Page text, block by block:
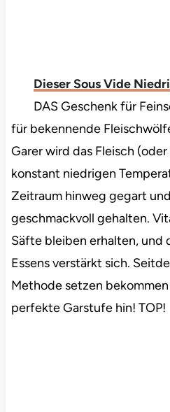
Dieser Sous Vide
DAS Geschenk für
für bekennende
Garer wird das Fleisch
konstant niedrigen
Zeitraum hinweg gegart
geschmackvoll gehalten.
Säfte bleiben erhalten, und
Essens verstärkt sich.
Methode setzen
perfekte Garstufe hin! TOP!